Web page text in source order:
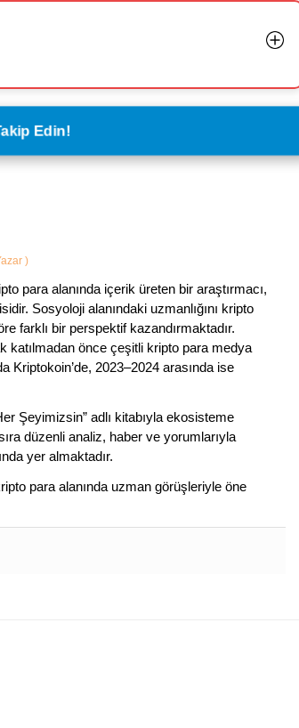
Edin!
)
para alanında içerik üreten bir araştırmacı,
Sosyoloji alanındaki uzmanlığını kripto
farklı bir perspektif kazandırmaktadır.
katılmadan önce çeşitli kripto para medya
Kriptokoin’de, 2023–2024 arasında ise
Şeyimizsin” adlı kitabıyla ekosisteme
düzenli analiz, haber ve yorumlarıyla
yer almaktadır.
para alanında uzman görüşleriyle öne